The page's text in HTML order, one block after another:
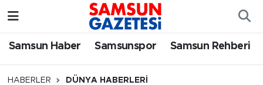
Samsun Haber Samsunspor Samsun Rehberi
HABERLER DÜNYA HABERLERI
Samsun Haber
Samsunspor
Samsun Nöbetçi Eczaneler
Samsun Hava Durumu